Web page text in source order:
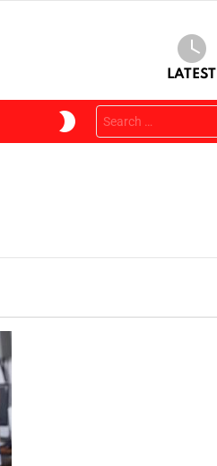
LATEST
SKIN
Search
for: